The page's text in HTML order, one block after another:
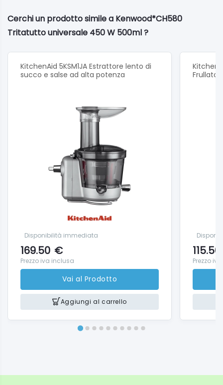
Cerchi un prodotto simile a Kenwood*CH580
Tritatutto universale 450 W 500ml ?
5KSM1JA Estrattore lento di
e salse ad alta potenza
immediata
€
iva inclusa
Vai al Prodotto
Aggiungi al carrello
KitchenAid
Frullatore ad
Disponibilità
€
Prezzo iva inclusa